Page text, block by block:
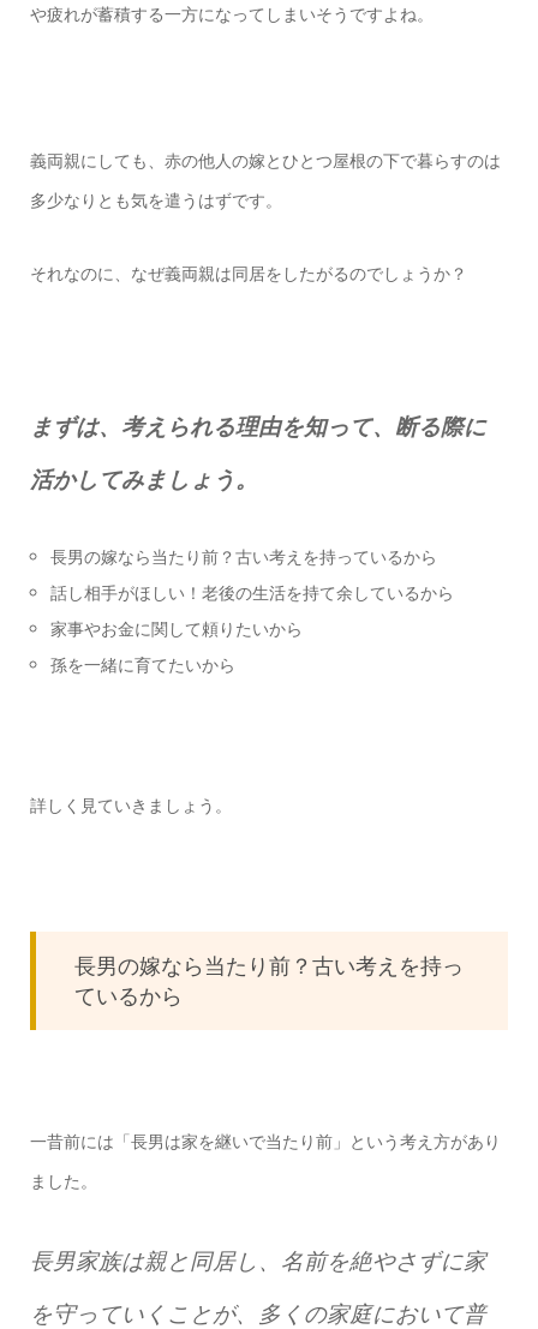
や疲れが蓄積する一方になってしまいそうですよね。
義両親にしても、赤の他人の嫁とひとつ屋根の下で暮らすのは
多少なりとも気を遣うはずです。
それなのに、なぜ義両親は同居をしたがるのでしょうか？
まずは、考えられる理由を知って、断る際に
活かしてみましょう。
長男の嫁なら当たり前？古い考えを持っているから
話し相手がほしい！老後の生活を持て余しているから
家事やお金に関して頼りたいから
孫を一緒に育てたいから
詳しく見ていきましょう。
長男の嫁なら当たり前？古い考えを持っ
ているから
一昔前には「長男は家を継いで当たり前」という考え方があり
ました。
長男家族は親と同居し、名前を絶やさずに家
を守っていくことが、多くの家庭において普